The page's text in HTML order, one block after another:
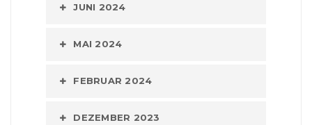
JUNI 2024
MAI 2024
FEBRUAR 2024
DEZEMBER 2023